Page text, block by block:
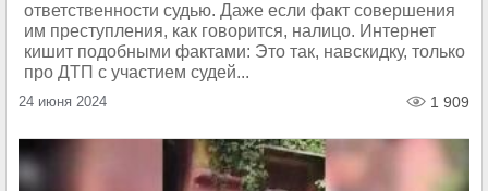
ответственности судью. Даже если факт совершения
им преступления, как говорится, налицо. Интернет
кишит подобными фактами: Это так, навскидку, только
про ДТП с участием судей...
24 июня 2024 1 909